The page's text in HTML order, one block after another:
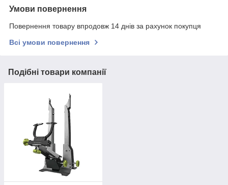
Умови повернення
Повернення товару впродовж 14 днів за рахунок покупця
Всі умови повернення
Подібні товари компанії